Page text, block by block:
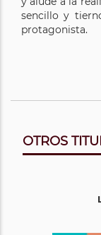
sencillo y
protagonista.
OTROS